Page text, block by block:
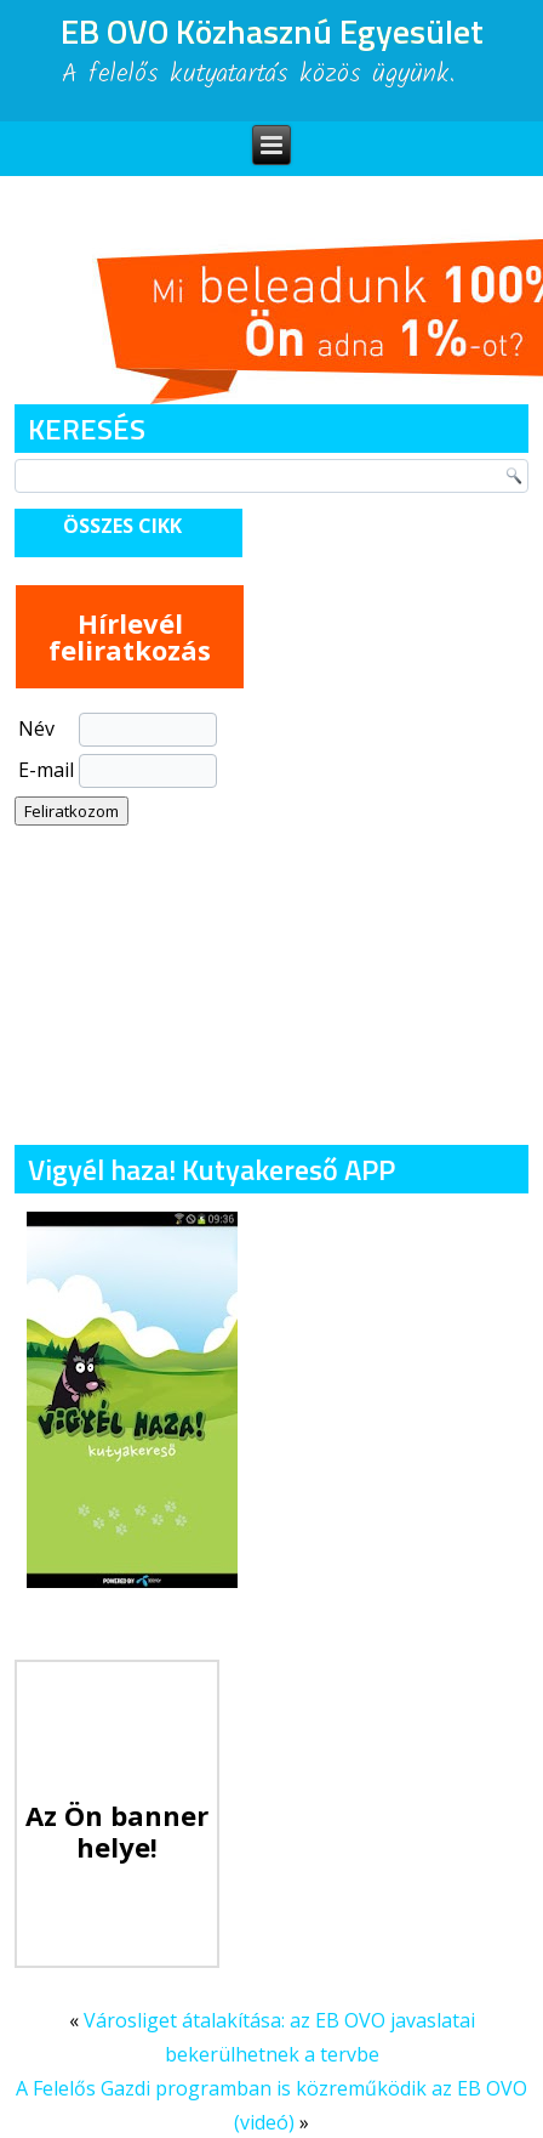
EB OVO Közhasznú Egyesület
A felelős kutyatartás közös ügyünk.
KERESÉS
ÖSSZES CIKK
Hírlevél
feliratkozás
Név
E-mail
Vigyél haza! Kutyakereső APP
Az Ön banner
helye!
«Városliget átalakítása: az EB OVO javaslatai
bekerülhetnek a tervbe
A Felelős Gazdi programban is közreműködik az EB OVO
(videó) »